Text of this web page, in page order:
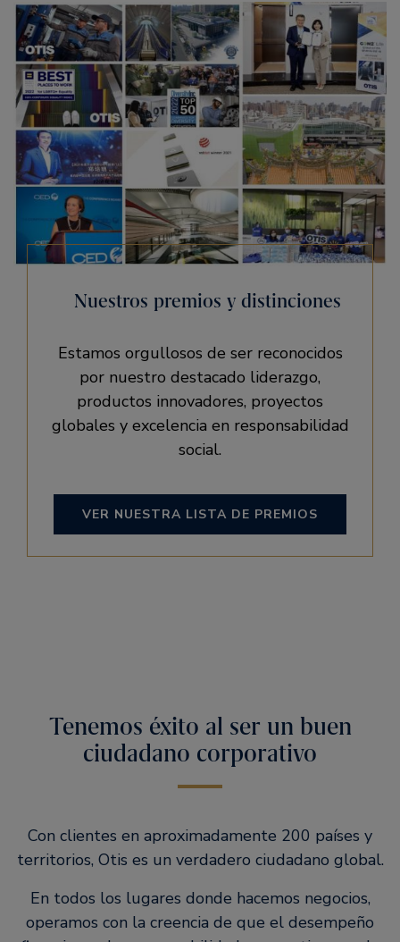
Nuestros premios y distinciones
Estamos orgullosos de ser reconocidos
por nuestro destacado liderazgo,
productos innovadores, proyectos
globales y excelencia en responsabilidad
social.
VER NUESTRA LISTA DE PREMIOS
Tenemos éxito al ser un buen
ciudadano corporativo
Con clientes en aproximadamente 200 países y
territorios, Otis es un verdadero ciudadano global.
En todos los lugares donde hacemos negocios,
operamos con la creencia de que el desempeño